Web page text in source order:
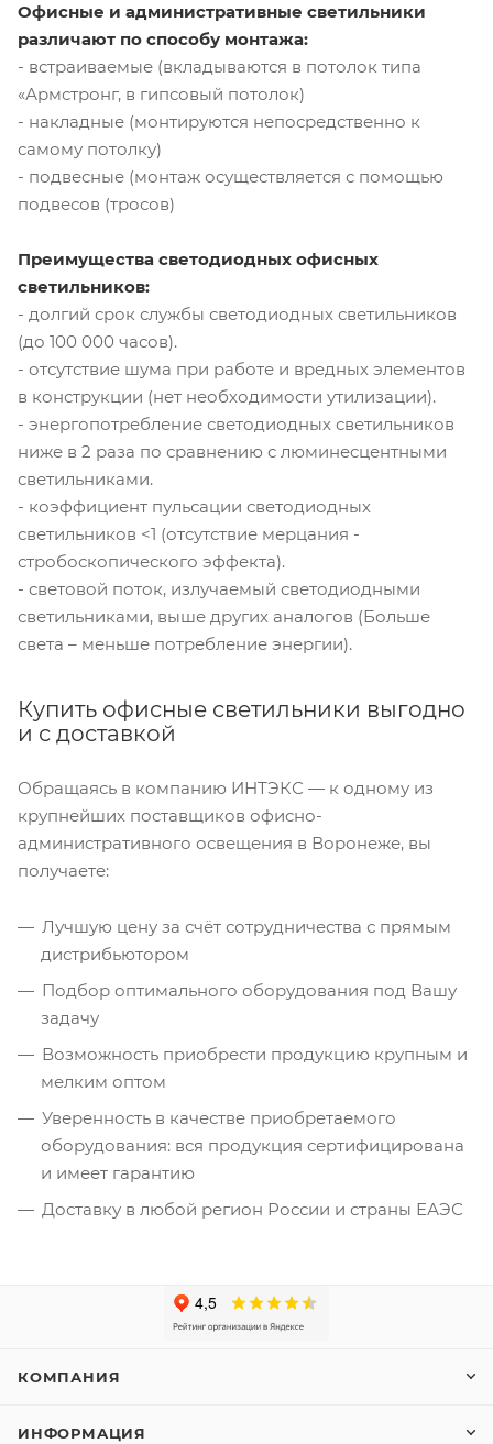
Офисные и административные светильники
различают по способу монтажа:
- встраиваемые (вкладываются в потолок типа
«Армстронг, в гипсовый потолок)
- накладные (монтируются непосредственно к
самому потолку)
- подвесные (монтаж осуществляется с помощью
подвесов (тросов)
Преимущества светодиодных офисных
светильников:
- долгий срок службы светодиодных светильников
(до 100 000 часов).
- отсутствие шума при работе и вредных элементов
в конструкции (нет необходимости утилизации).
- энергопотребление светодиодных светильников
ниже в 2 раза по сравнению с люминесцентными
светильниками.
- коэффициент пульсации светодиодных
светильников <1 (отсутствие мерцания -
стробоскопического эффекта).
- световой поток, излучаемый светодиодными
светильниками, выше других аналогов (Больше
света – меньше потребление энергии).
Купить офисные светильники выгодно
и с доставкой
Обращаясь в компанию ИНТЭКС — к одному из
крупнейших поставщиков офисно-
административного освещения в Воронеже, вы
получаете:
Лучшую цену за счёт сотрудничества с прямым
дистрибьютором
Подбор оптимального оборудования под Вашу
задачу
Возможность приобрести продукцию крупным и
мелким оптом
Уверенность в качестве приобретаемого
оборудования: вся продукция сертифицирована
и имеет гарантию
Доставку в любой регион России и страны ЕАЭС
КОМПАНИЯ
ИНФОРМАЦИЯ